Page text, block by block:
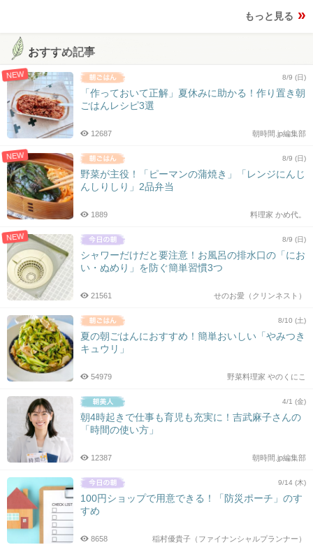
もっと見る
おすすめ記事
NEW 8/9 (日)
「作っておいて正解」夏休みに助かる！作り置き朝
ごはんレシピ3選
朝時間.jp編集部
12687
NEW 8/9 (日)
野菜が主役！「ピーマンの蒲焼き」「レンジにんじ
んしりしり」2品弁当
料理家 かめ代。
1889
NEW 8/9 (日)
シャワーだけだと要注意！お風呂の排水口の「にお
い・ぬめり」を防ぐ簡単習慣3つ
せのお愛（クリンネスト）
21561
8/10 (土)
夏の朝ごはんにおすすめ！簡単おいしい「やみつき
キュウリ」
野菜料理家 やのくにこ
54979
4/1 (金)
朝4時起きで仕事も育児も充実に！吉武麻子さんの
「時間の使い方」
朝時間.jp編集部
12387
9/14 (木)
100円ショップで用意できる！「防災ポーチ」のす
すめ
稲村優貴子（ファイナンシャルプランナー）
8658